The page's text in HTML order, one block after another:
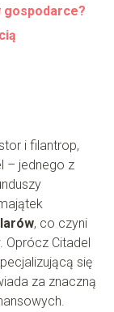
gospodarce?
i filantrop,
– jednego z
, co czyni
Oprócz Citadel
się
za znaczną